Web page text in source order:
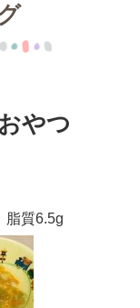
やつ
質6.5g